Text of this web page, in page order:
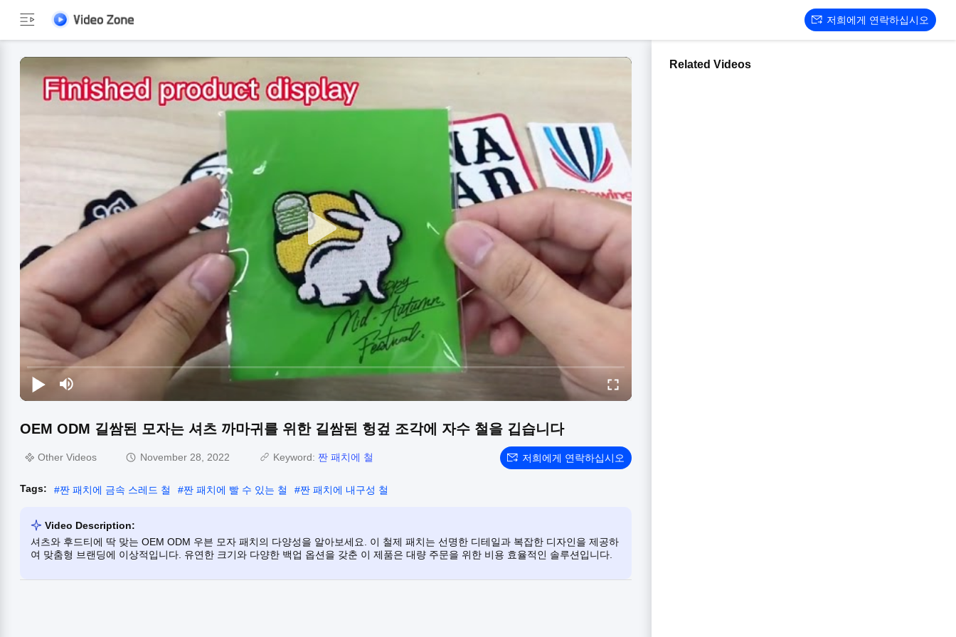
저희에게 연락하십시오
OEM ODM 길쌈된 모자는 셔츠 까마귀를 위한 길쌈된 헝겊 조각에 자수 철을 깁습니다
Other Videos November 28, 2022 Keyword: 짠 패치에 철 저희에게 연락하십시오
Tags: #짠 패치에 금속 스레드 철 #짠 패치에 빨 수 있는 철 #짠 패치에 내구성 철
Video Description:
셔츠와 후드티에 딱 맞는 OEM ODM 우븐 모자 패치의 다양성을 알아보세요. 이 철제 패치는 선명한 디테일과 복잡한 디자인을 제공하
여 맞춤형 브랜딩에 이상적입니다. 유연한 크기와 다양한 백업 옵션을 갖춘 이 제품은 대량 주문을 위한 비용 효율적인 솔루션입니다.
Related Videos